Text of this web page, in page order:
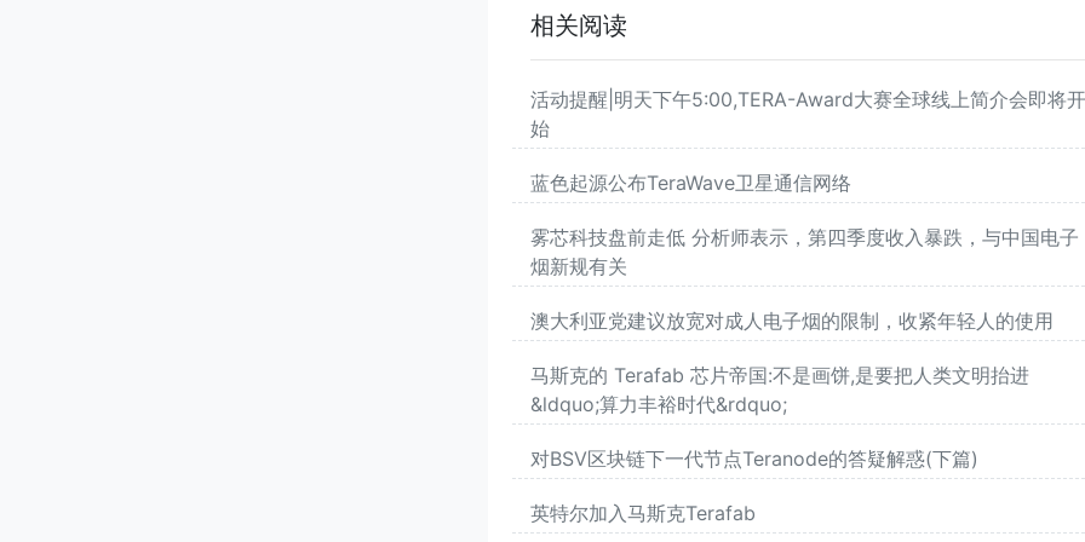
相关阅读
活动提醒|明天下午5:00,TERA-Award大赛全球线上简介会即将
始
蓝色起源公布TeraWave卫星通信网络
雾芯科技盘前走低 分析师表示，第四季度收入暴跌，与中国电子
烟新规有关
澳大利亚党建议放宽对成人电子烟的限制，收紧年轻人的使用
马斯克的 Terafab 芯片帝国:不是画饼,是要把人类文明抬进
&ldquo;算力丰裕时代&rdquo;
对BSV区块链下一代节点Teranode的答疑解惑(下篇)
英特尔加入马斯克Terafab